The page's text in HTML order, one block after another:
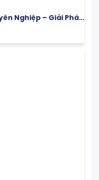
Nghiệp – Giải Pháp